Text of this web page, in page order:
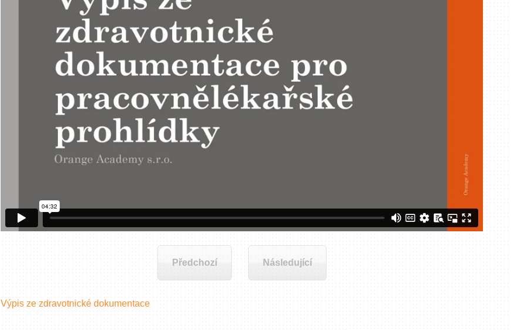
Předchozí Následující
Výpis ze zdravotnické dokumentace